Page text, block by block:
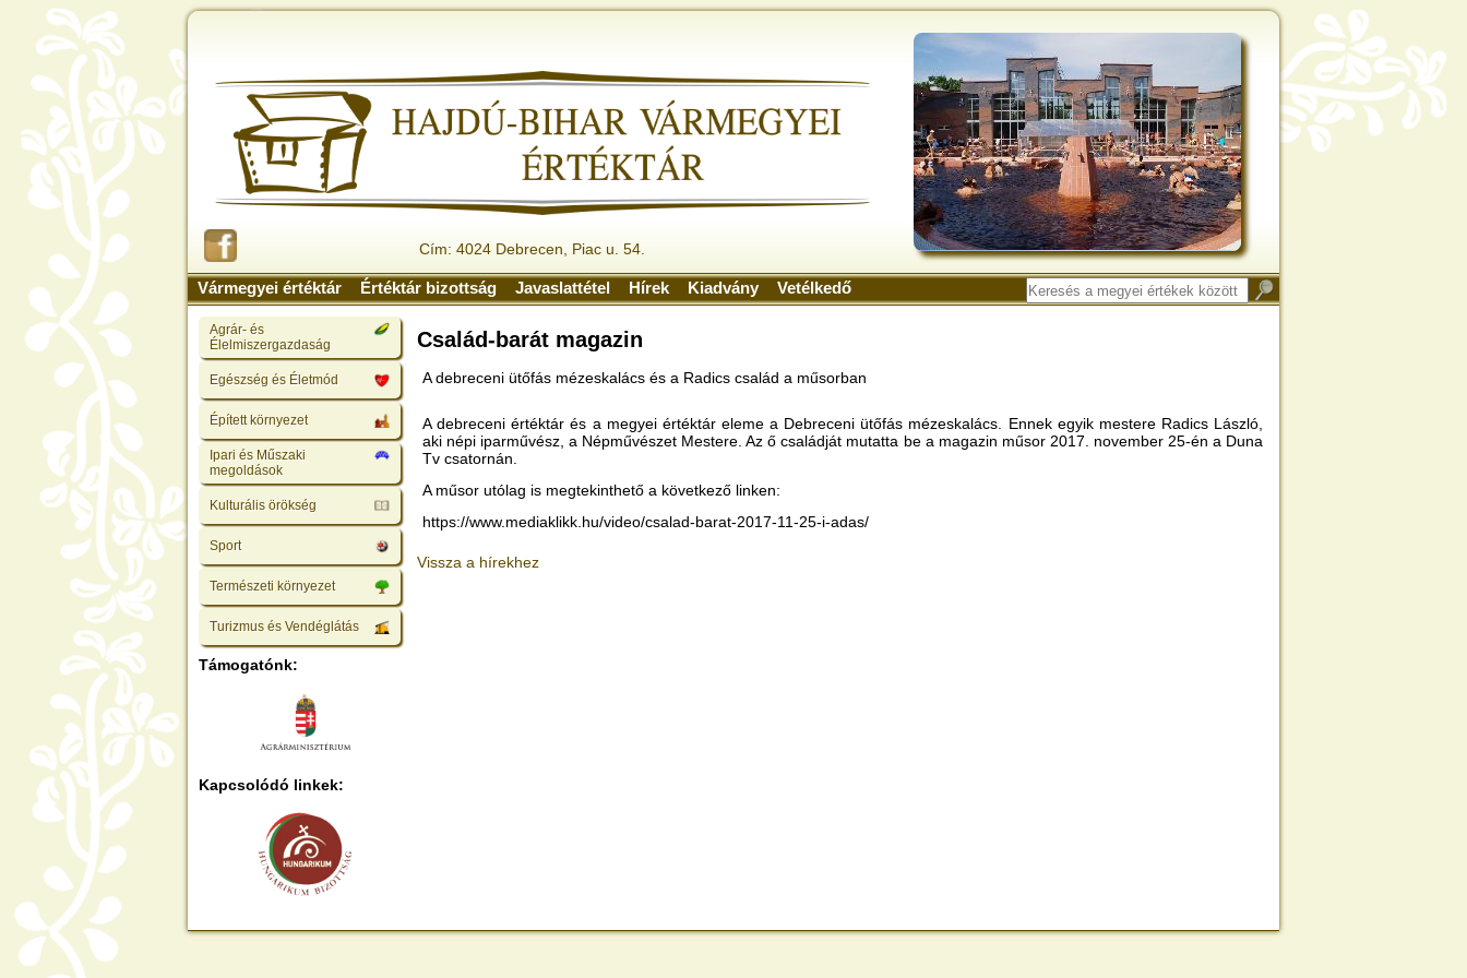
Cím: 4024 Debrecen, Piac u. 54.
Vármegyei értéktár Értéktár bizottság Javaslattétel Hírek Kiadvány Vetélkedő
Agrár- és
Élelmiszergazdaság
Egészség és Életmód
Épített környezet
Ipari és Műszaki
megoldások
Kulturális örökség
Sport
Természeti környezet
Turizmus és Vendéglátás
Támogatónk:
Kapcsolódó linkek:
Család-barát magazin
A debreceni ütőfás mézeskalács és a Radics család a műsorban
A debreceni értéktár és a megyei értéktár eleme a Debreceni ütőfás mézeskalács. Ennek egyik mestere Radics László,
aki népi iparművész, a Népművészet Mestere. Az ő családját mutatta be a magazin műsor 2017. november 25-én a Duna
Tv csatornán.
A műsor utólag is megtekinthető a következő linken:
https://www.mediaklikk.hu/video/csalad-barat-2017-11-25-i-adas/
Vissza a hírekhez